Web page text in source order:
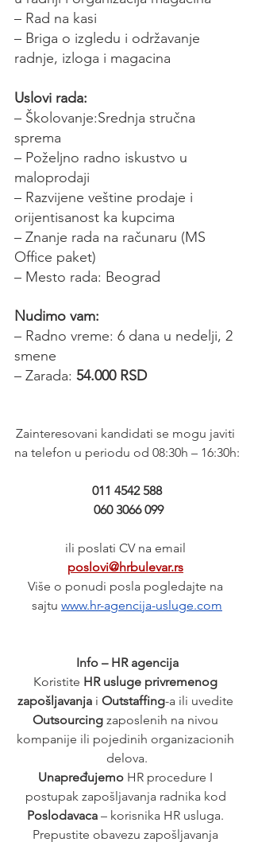
– Rad na kasi
– Briga o izgledu i održavanje
radnje, izloga i magacina
Uslovi rada:
– Školovanje:Srednja stručna
sprema
– Poželjno radno iskustvo u
maloprodaji
– Razvijene veštine prodaje i
orijentisanost ka kupcima
– Znanje rada na računaru (MS
Office paket)
– Mesto rada: Beograd
Nudimo vam:
– Radno vreme: 6 dana u nedelji, 2
smene
– Zarada: 54.000 RSD
Zainteresovani kandidati se mogu javiti
na telefon u periodu od 08:30h – 16:30h:
011 4542 588
060 3066 099
ili poslati CV na email
poslovi@hrbulevar.rs
Više o ponudi posla pogledajte na
sajtu www.hr-agencija-usluge.com
Info – HR agencija
Koristite HR usluge privremenog
zapošljavanja i Outstaffing-a ili uvedite
Outsourcing zaposlenih na nivou
kompanije ili pojedinih organizacionih
delova.
Unapređujemo HR procedure I
postupak zapošljavanja radnika kod
Poslodavaca – korisnika HR usluga.
Prepustite obavezu zapošljavanja